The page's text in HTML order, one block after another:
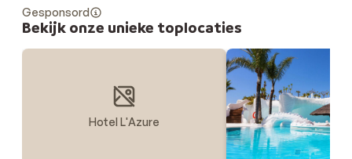
Gesponsord
Bekijk onze unieke toplocaties
Hotel L'Azure